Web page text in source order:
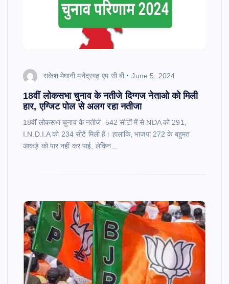
राकेश मेघानी मनेंद्रगढ़ एम सी बी June 5, 2024
18वीं लोकसभा चुनाव के नतीजे दिग्गज नेताओ को मिली
हार, एग्जिट पोल से अलग रहा नतीजा
18वीं लोकसभा चुनाव के नतीजे 542 सीटों में से NDA को 291,
I.N.D.I.A को 234 सीटें मिली हैं। हालांकि, भाजपा 272 के बहुमत
आंकड़े को पार नहीं कर पाई, लेकिन…